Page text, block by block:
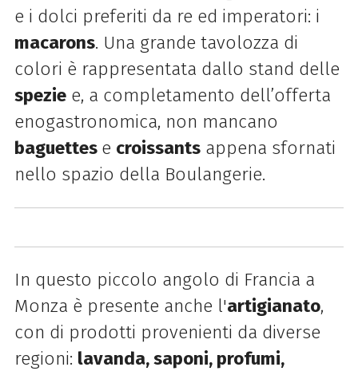
e i dolci preferiti da re ed imperatori: i
macarons. Una grande tavolozza di
colori è rappresentata dallo stand delle
speziee, a completamento dell’offerta
enogastronomica, non mancano
baguettes e croissantsappena sfornati
nello spazio della Boulangerie.
In questo piccolo angolo di Francia a
Monza è presente anche l'artigianato,
con di prodotti provenienti da diverse
regioni: lavanda, saponi, profumi,